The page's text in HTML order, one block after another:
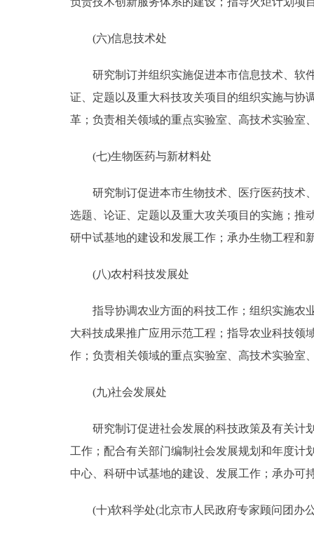
(六)信息技术处
研究制订并组织实施促进本市信息技术、软件
证、定题以及重大科技攻关项目的组织实施与协
革；负责相关领域的重点实验室、高技术实验室
(七)生物医药与新材料处
研究制订促进本市生物技术、医疗医药技术、
选题、论证、定题以及重大攻关项目的实施；推
研中试基地的建设和发展工作；承办生物工程和
(八)农村科技发展处
指导协调农业方面的科技工作；组织实施农业
大科技成果推广应用示范工程；指导农业科技领
作；负责相关领域的重点实验室、高技术实验室
(九)社会发展处
研究制订促进社会发展的科技政策及有关计划
工作；配合有关部门编制社会发展规划和年度计
中心、科研中试基地的建设、发展工作；承办可
(十)软科学处(北京市人民政府专家顾问团办